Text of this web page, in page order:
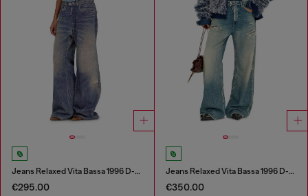
Jeans Relaxed Vita Bassa 1996 D-Sire
€295.00
Jeans Relaxed Vita Bassa 1996 D-Sire
€350.00